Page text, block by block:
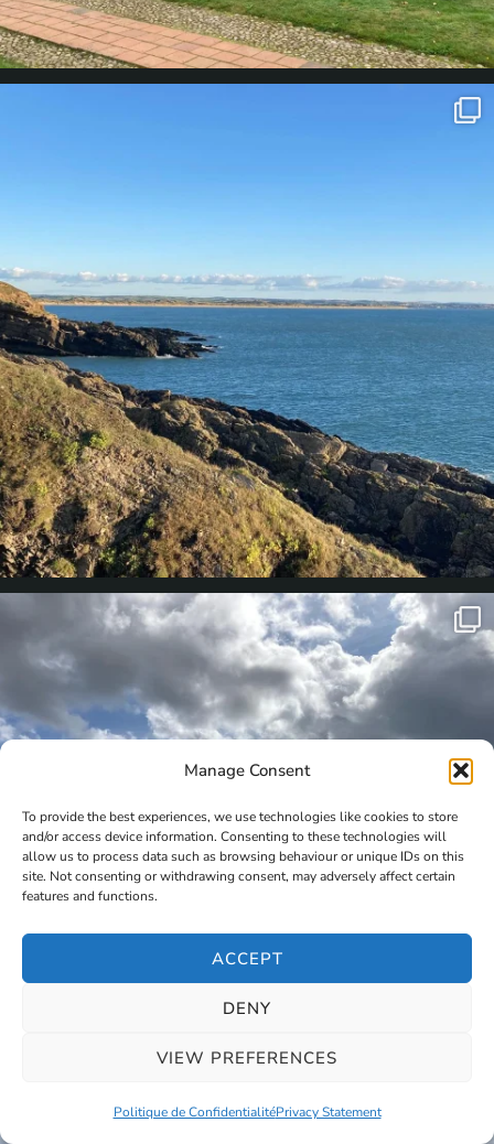
Manage Consent
To provide the best experiences, we use technologies like cookies to store
and/or access device information. Consenting to these technologies will
allow us to process data such as browsing behaviour or unique IDs on this
site. Not consenting or withdrawing consent, may adversely affect certain
features and functions.
ACCEPT
DENY
VIEW PREFERENCES
Politique de ConfidentialitéPrivacy Statement